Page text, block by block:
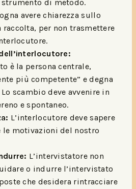
strumento di metodo.
avere chiarezza sullo
raccolta, per non trasmettere
è la persona centrale,
più competente” e degna
scambio deve avvenire in
e spontaneo.
L’interlocutore deve sapere
le motivazioni del nostro
L’intervistatore non
o indurre l’intervistato
che desidera rintracciare